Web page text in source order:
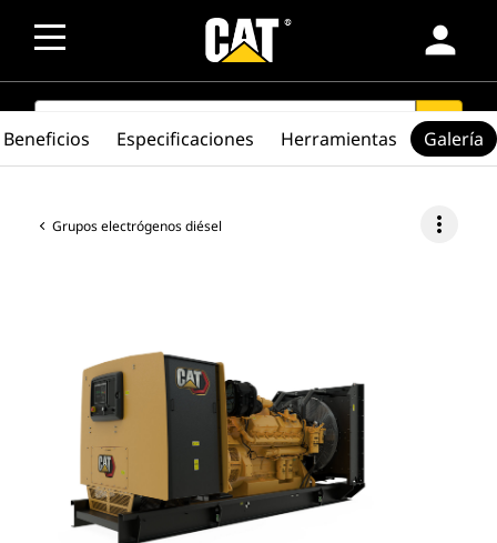
person
SEARCH search
Grupos electrógenos diésel more_vert
Beneficios Especificaciones Herramientas Galería